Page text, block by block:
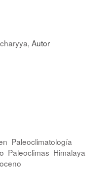
, Autor
Paleoclimatología
Paleoclimas Himalaya